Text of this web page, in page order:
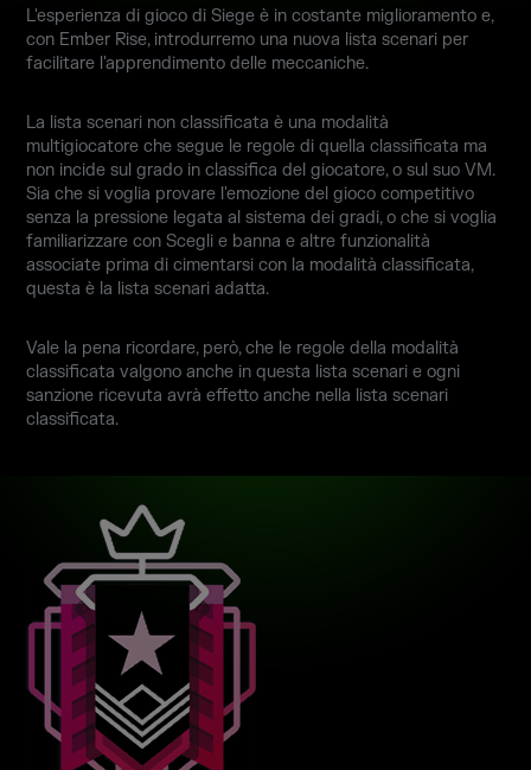
L'esperienza di gioco di Siege è in costante miglioramento e,
con Ember Rise, introdurremo una nuova lista scenari per
facilitare l'apprendimento delle meccaniche.
La lista scenari non classificata è una modalità
multigiocatore che segue le regole di quella classificata ma
non incide sul grado in classifica del giocatore, o sul suo VM.
Sia che si voglia provare l'emozione del gioco competitivo
senza la pressione legata al sistema dei gradi, o che si voglia
familiarizzare con Scegli e banna e altre funzionalità
associate prima di cimentarsi con la modalità classificata,
questa è la lista scenari adatta.
Vale la pena ricordare, però, che le regole della modalità
classificata valgono anche in questa lista scenari e ogni
sanzione ricevuta avrà effetto anche nella lista scenari
classificata.